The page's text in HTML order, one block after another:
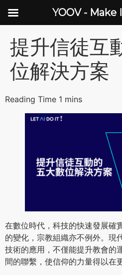
提升信徒互
位解決方案
在數位時代，科技的快速發展確
的變化，宗教組織亦不例外。現
技術的應用，不僅能提升教會的
間的聯繫，使信仰的力量得以在
YOOV - Make